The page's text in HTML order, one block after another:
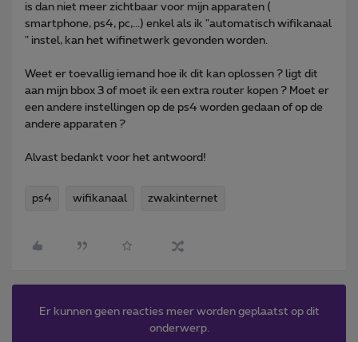
is dan niet meer zichtbaar voor mijn apparaten (
smartphone, ps4, pc,...) enkel als ik "automatisch wifikanaal
" instel, kan het wifinetwerk gevonden worden.
Weet er toevallig iemand hoe ik dit kan oplossen ? ligt dit
aan mijn bbox 3 of moet ik een extra router kopen ? Moet er
een andere instellingen op de ps4 worden gedaan of op de
andere apparaten ?
Alvast bedankt voor het antwoord!
ps4 wifikanaal zwakinternet
Er kunnen geen reacties meer worden geplaatst op dit
onderwerp.